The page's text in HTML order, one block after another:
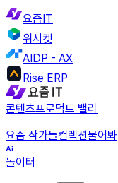
요즘IT
위시켓
AIDP - AX
Rise ERP
콘텐츠프로덕트 밸리
요즘 작가들컬렉션물어봐
놀이터